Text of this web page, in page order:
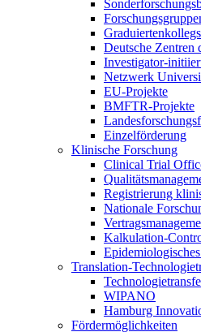
Graduiertenkollegs
Deutsche Zentren
Investigator-
Netzwerk
EU-Projekte
BMFTR-Projekte
Einzelförderung
Klinische Forschung
Clinical Trial
Registrierung
Nationale
Kalkulation-
Translation-
WIPANO
Hamburg
Fördermöglichkeiten